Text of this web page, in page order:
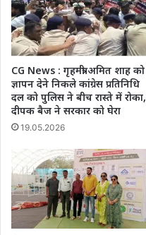
के
लिए
उपाय
के
लिये
कहा
CG News : गृहमंत्री अमित शाह को
ज्ञापन देने निकले कांग्रेस प्रतिनिधि
दल को पुलिस ने बीच रास्ते में रोका,
दीपक बैज ने सरकार को घेरा
19.05.2026